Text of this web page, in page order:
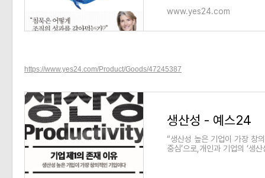
www.yes24.com
https://www.yes24.com/Product/Goods/47245387
생산성 - 예스24
“생산성 높은 기업이 가장 창
중심’으로,개인과 기업의 ‘생